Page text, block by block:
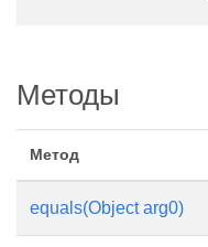
Методы
Метод
equals(Object arg0)